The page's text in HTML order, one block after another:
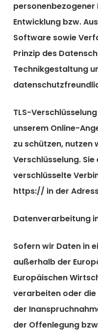
Entwicklung bzw.
Software sowie
Prinzip des
Technikgestaltung
TLS-
unserem Online-
zu schützen, nutzen
Verschlüsselung.
verschlüsselte
https:// in der
Datenverarbeitung
Sofern wir Daten in
außerhalb der
Europäischen
verarbeiten oder die
der
der Offenlegung